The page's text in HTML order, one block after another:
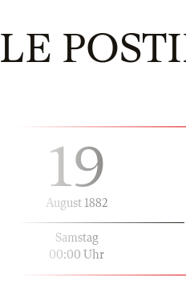
LE
19
August 1882
Samstag
00:00 Uhr